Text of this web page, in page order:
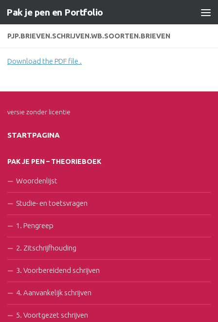
Doorgaan naar inhoud
Pak je pen en Portfolio
PJP.BRIEVEN.SCHRIJVEN.WB.SOORTEN.BRIEVEN
Download the PDF file .
versie zonder licentie
STARTPAGINA
PAK JE PEN – THEORIEBOEK
Woordenlijst
Studie- en toetsvragen
1. Pengreep
2. Zitschrijfhouding
3. Voorbereidend schrijven
4. Aanvankelijk schrijven
5. Voortgezet schrijven